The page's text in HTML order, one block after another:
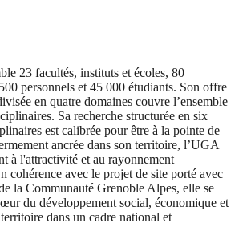
23 facultés, instituts et écoles, 80
personnels et 45 000 étudiants. Son offre
en quatre domaines couvre l’ensemble
Sa recherche structurée en six
est calibrée pour être à la pointe de
ancrée dans son territoire, l’UGA
à l'attractivité et au rayonnement
cohérence avec le projet de site porté avec
la Communauté Grenoble Alpes, elle se
du développement social, économique et
dans un cadre national et